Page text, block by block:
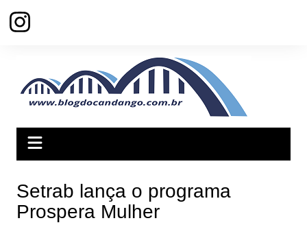
para
Setrab lança o programa
Prospera Mulher